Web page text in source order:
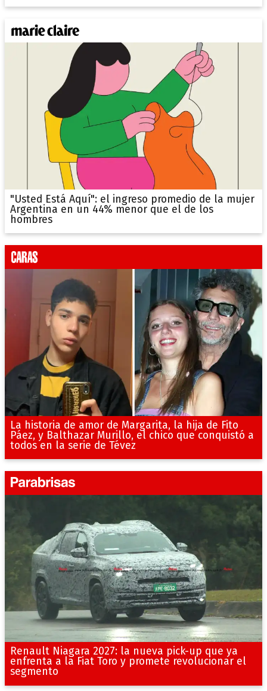
"Usted Está Aquí": el ingreso promedio de la mujer
Argentina en un 44% menor que el de los
hombres
La historia de amor de Margarita, la hija de Fito
Páez, y Balthazar Murillo, el chico que conquistó a
todos en la serie de Tévez
Renault Niagara 2027: la nueva pick-up que ya
enfrenta a la Fiat Toro y promete revolucionar el
segmento